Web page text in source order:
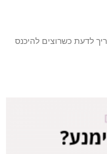
שצריך לדעת כשרוצים להיכנס